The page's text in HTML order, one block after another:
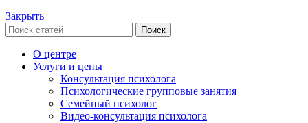
Закрыть
Поиск
О центре
Услуги и цены
Консультация психолога
Психологические групповые занятия
Семейный психолог
Видео-консультация психолога